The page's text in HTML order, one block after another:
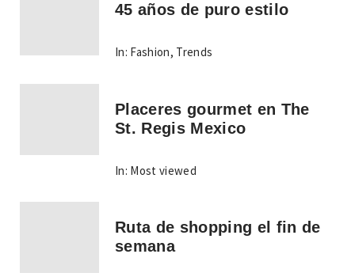
45 años de puro estilo
In: Fashion, Trends
Placeres gourmet en The
St. Regis Mexico
In: Most viewed
Ruta de shopping el fin de
semana